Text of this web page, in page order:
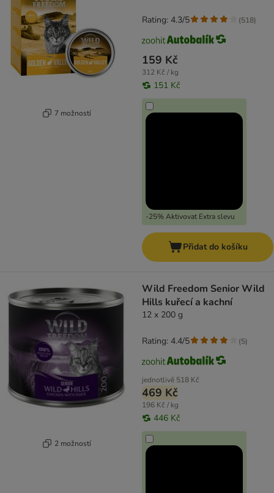
7 možností
159 Kč
312 Kč / kg
151 Kč
-25% Aktivovat Extra slevu
Rating: 4.3/5 (518)
Přidat do košíku
2 možností
Wild Freedom Senior Wild
Hills kuřecí a kachní
12 x 200 g
jednotlivě 518 Kč
469 Kč
196 Kč / kg
446 Kč
Rating: 4.4/5 (5)